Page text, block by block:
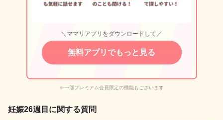
＼ママリアプリをダウンロードして／
無料アプリでもっと見る
※一部プレミアム会員限定の機能もございます
妊娠26週目に関する質問